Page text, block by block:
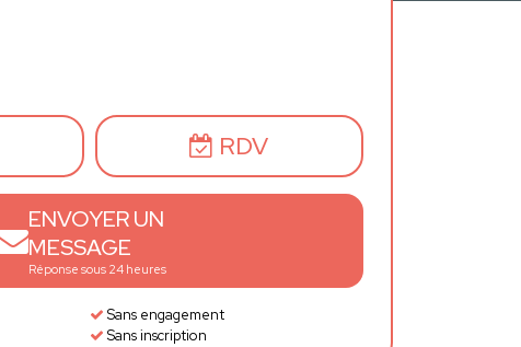
RDV
ENVOYER UN
MESSAGE
Réponse sous 24 heures
Sans engagement
Sans inscription